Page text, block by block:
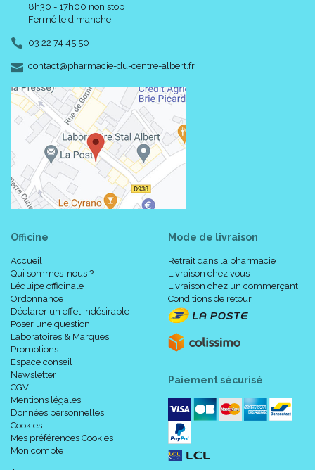
8h30 - 17h00 non stop
Fermé le dimanche
03 22 74 45 50
contact-
@-
pharmacie-du-centre-albert.fr
Officine
Accueil
Qui sommes-nous ?
L’équipe officinale
Ordonnance
Déclarer un effet indésirable
Poser une question
Laboratoires & Marques
Promotions
Espace conseil
Newsletter
CGV
Mentions légales
Données personnelles
Cookies
Mes préférences Cookies
Mon compte
Mode de livraison
Retrait dans la pharmacie
Livraison chez vous
Livraison chez un commerçant
Conditions de retour
Paiement sécurisé